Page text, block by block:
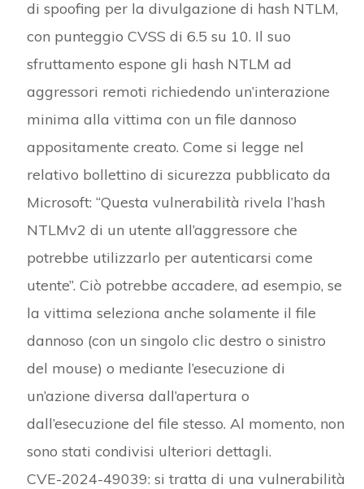
di spoofing per la divulgazione di hash NTLM,
con punteggio CVSS di 6.5 su 10. Il suo
sfruttamento espone gli hash NTLM ad
aggressori remoti richiedendo un’interazione
minima alla vittima con un file dannoso
appositamente creato. Come si legge nel
relativo bollettino di sicurezza pubblicato da
Microsoft: “Questa vulnerabilità rivela l’hash
NTLMv2 di un utente all’aggressore che
potrebbe utilizzarlo per autenticarsi come
utente”. Ciò potrebbe accadere, ad esempio, se
la vittima seleziona anche solamente il file
dannoso (con un singolo clic destro o sinistro
del mouse) o mediante l’esecuzione di
un’azione diversa dall’apertura o
dall’esecuzione del file stesso. Al momento, non
sono stati condivisi ulteriori dettagli.
CVE-2024-49039: si tratta di una vulnerabilità